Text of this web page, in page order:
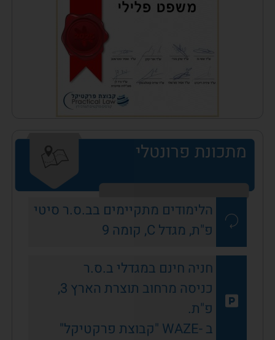
מתכונת פרונטלי
הלימודים מתקיימים בב.ס.ר סיטי
פ"ת, מגדל C, קומה 9
חניה חינם במגדלי ב.ס.ר
כניסה מרחוב תוצרת הארץ 3,
פ"ת.
ב -WAZE "קבוצת פרקטיקל"